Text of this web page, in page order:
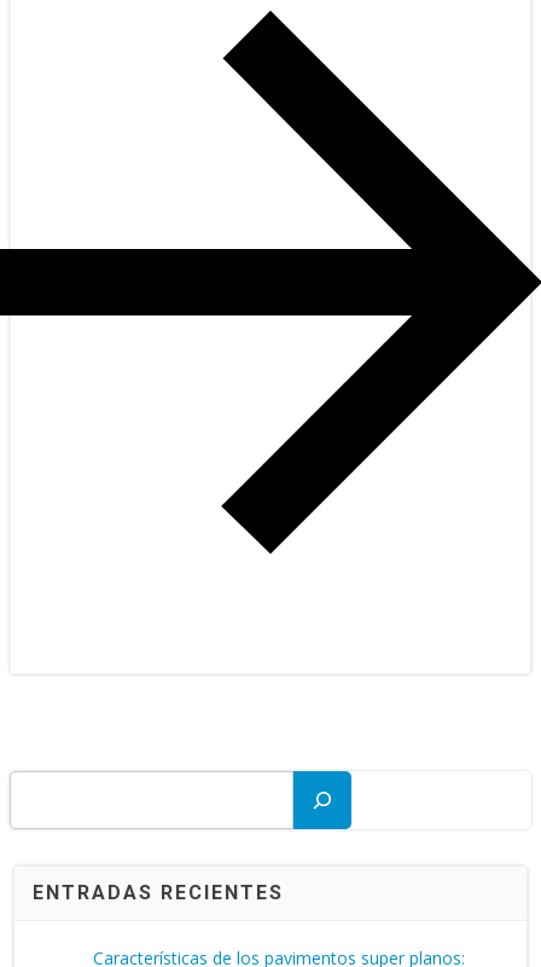
ENTRADAS RECIENTES
Características de los pavimentos super planos: